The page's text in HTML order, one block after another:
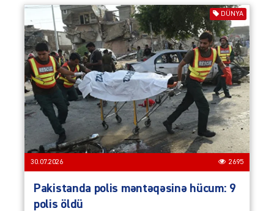
DÜNYA
30.07.2026 2695
Pakistanda polis məntəqəsinə hücum: 9
polis öldü